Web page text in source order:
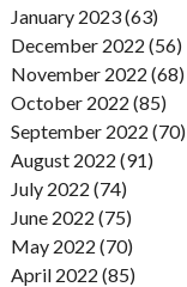
January 2023 (63)
December 2022 (56)
November 2022 (68)
October 2022 (85)
September 2022 (70)
August 2022 (91)
July 2022 (74)
June 2022 (75)
May 2022 (70)
April 2022 (85)